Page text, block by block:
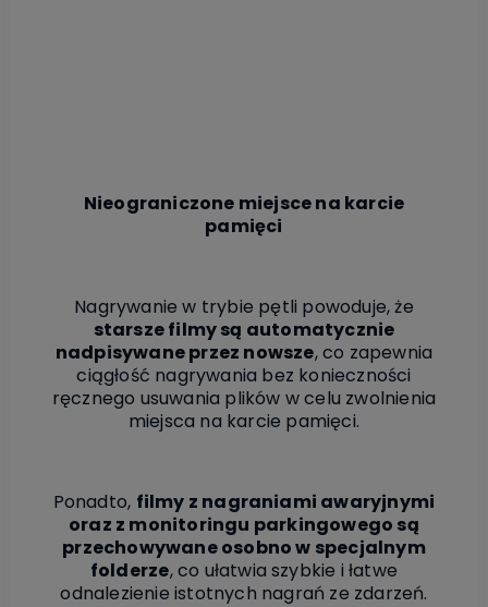
Nieograniczone miejsce na karcie
pamięci
Nagrywanie w trybie pętli powoduje, że
starsze filmy są automatycznie
nadpisywane przez nowsze, co zapewnia
ciągłość nagrywania bez konieczności
ręcznego usuwania plików w celu zwolnienia
miejsca na karcie pamięci.
Ponadto, filmy z nagraniami awaryjnymi
oraz z monitoringu parkingowego są
przechowywane osobno w specjalnym
folderze, co ułatwia szybkie i łatwe
odnalezienie istotnych nagrań ze zdarzeń.